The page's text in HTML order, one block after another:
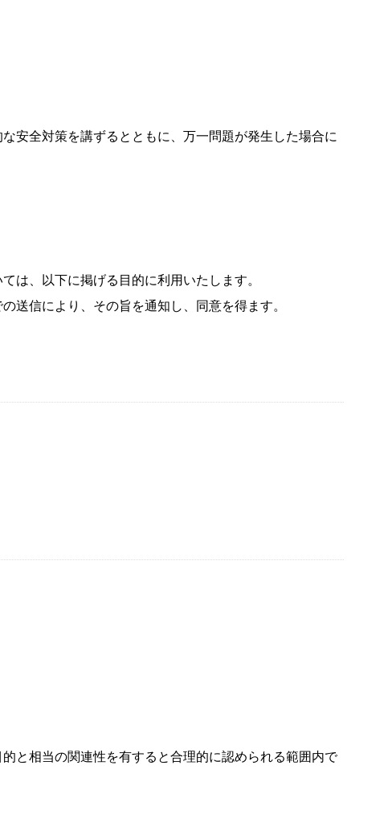
安全対策を講ずるとともに、万一問題が発生した場合に
は、以下に掲げる目的に利用いたします。
送信により、その旨を通知し、同意を得ます。
と相当の関連性を有すると合理的に認められる範囲内で